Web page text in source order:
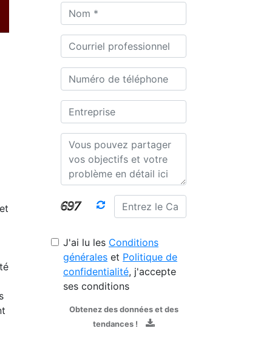
J'ai lu les Conditions
générales et Politique de
confidentialité, j'accepte
ses conditions
Obtenez des données et des
tendances !